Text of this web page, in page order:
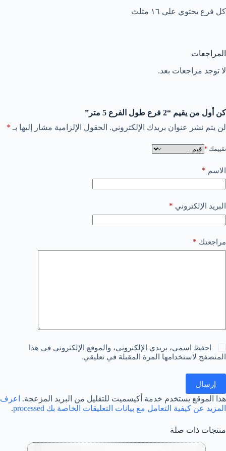
كل فرع يحتوي علي ١٦ مثلث
المراجعات
لا توجد مراجعات بعد.
كن أول من يقيم “2 فرع طول الفرع 5 متر”
لن يتم نشر عنوان بريدك الإلكتروني. الحقول الإلزامية مشار إليها بـ *
تقييمك *
الاسم *
البريد الإلكتروني *
مراجعتك *
احفظ اسمي، بريدي الإلكتروني، والموقع الإلكتروني في هذا
المتصفح لاستخدامها المرة المقبلة في تعليقي.
إرسال
هذا الموقع يستخدم خدمة أكيسميت للتقليل من البريد المزعجة.
اعرف
المزيد عن كيفية التعامل مع بيانات التعليقات الخاصة بك processed
.
منتجات ذات صلة